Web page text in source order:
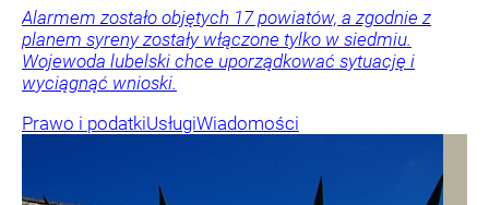
Alarmem zostało objętych 17 powiatów, a zgodnie z
planem syreny zostały włączone tylko w siedmiu.
Wojewoda lubelski chce uporządkować sytuację i
wyciągnąć wnioski.
Prawo i podatkiUsługiWiadomości